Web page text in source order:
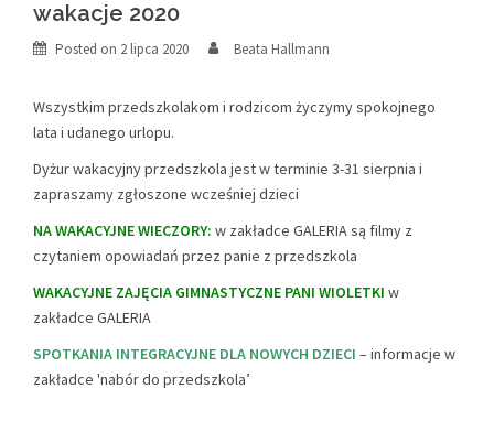
wakacje 2020
Posted on 2 lipca 2020 Beata Hallmann
Wszystkim przedszkolakom i rodzicom życzymy spokojnego
lata i udanego urlopu.
Dyżur wakacyjny przedszkola jest w terminie 3-31 sierpnia i
zapraszamy zgłoszone wcześniej dzieci
NA WAKACYJNE WIECZORY: w zakładce GALERIA są filmy z
czytaniem opowiadań przez panie z przedszkola
WAKACYJNE ZAJĘCIA GIMNASTYCZNE PANI WIOLETKI w
zakładce GALERIA
SPOTKANIA INTEGRACYJNE DLA NOWYCH DZIECI – informacje w
zakładce 'nabór do przedszkola’